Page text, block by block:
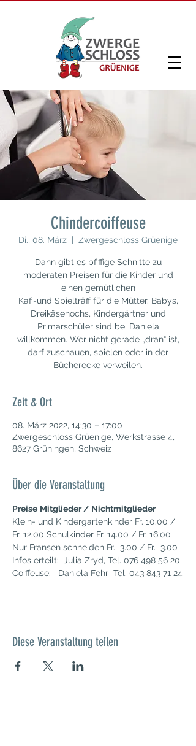
Chindercoiffeuse
Di., 08. März Zwergeschloss Grüenige
Dann gibt es pfiffige Schnitte zu
moderaten Preisen für die Kinder und
einen gemütlichen
Kafi-und Spielträff für die Mütter. Babys,
Dreikäsehochs, Kindergärtner und
Primarschüler sind bei Daniela
willkommen. Wer nicht gerade „dran“ ist,
darf zuschauen, spielen oder in der
Bücherecke verweilen.
Zeit & Ort
08. März 2022, 14:30 – 17:00
Zwergeschloss Grüenige, Werkstrasse 4,
8627 Grüningen, Schweiz
Über die Veranstaltung
Preise Mitglieder / Nichtmitglieder
Klein- und Kindergartenkinder Fr. 10.00 /
Fr. 12.00 Schulkinder Fr. 14.00 / Fr. 16.00
Nur Fransen schneiden Fr.  3.00 / Fr.  3.00
Infos erteilt:  Julia Zryd, Tel. 076 498 56 20
Coiffeuse:   Daniela Fehr  Tel. 043 843 71 24
Diese Veranstaltung teilen